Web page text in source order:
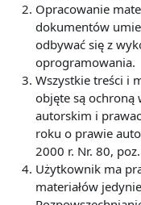
Opracowanie
dokumentów
odbywać się z
oprogramowania.
Wszystkie treści i
objęte są ochroną
autorskim i
roku o prawie
2000 r. Nr. 80,
Użytkownik ma
materiałów